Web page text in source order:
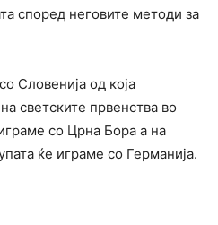
според неговите методи за
Словенија од која
светските првенства во
со Црна Бора а на
ќе играме со Германија.